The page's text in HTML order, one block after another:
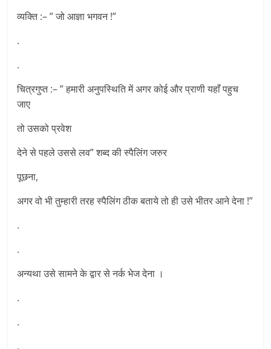
व्यक्ति :– ” जो आज्ञा भगवन !”
.
.
चित्रगुप्त :– ” हमारी अनुपस्थिति में अगर कोई और प्राणी यहाँ पहुच
जाए
तो उसको प्रवेश
देने से पहले उससे लव” शब्द की स्पैलिंग जरुर
पूछना,
अगर वो भी तुम्हारी तरह स्पैलिंग ठीक बताये तो ही उसे भीतर आने देना !”
.
.
अन्यथा उसे सामने के द्वार से नर्क भेज देना ।
.
.
.